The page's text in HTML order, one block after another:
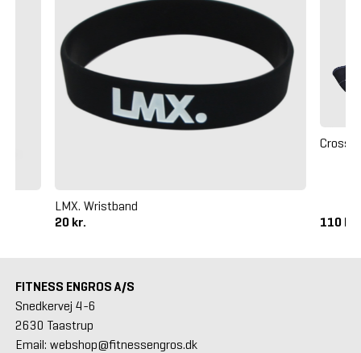
LMX. Wristband
20 kr.
110 kr.
FITNESS ENGROS A/S
Snedkervej 4-6
2630 Taastrup
Email: webshop@fitnessengros.dk